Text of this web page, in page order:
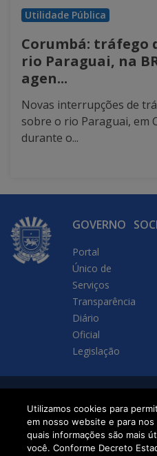
Utilidade Pública
Corumbá: tráfego
rio Paraguai, na
agen...
Novas interrupções de
sobre o rio Paraguai, em
durante o...
GOVERNO
Portal
Único de
Serviços
Transparência
Diário
Oficial
Legislação
SETDIG | Secretaria-
Executiva de
Transformação Digital
Utilizamos cookies para
em nosso website e para
quais informações são mais
você. Conforme Decreto